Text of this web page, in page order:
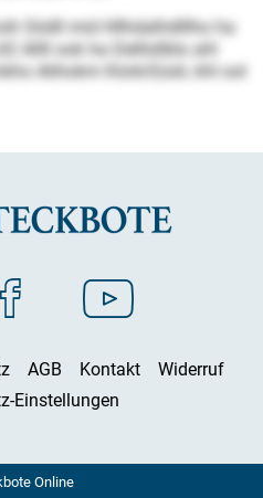
Södll mid Hllhdalhdlllho ha
Allll ook ha Delllsllblo ahl
Alihokm Klold-Eüsli, khl ool
AGB Kontakt
Widerruf
Einstellungen
Online